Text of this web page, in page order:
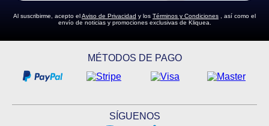
Al suscribirme, acepto elAviso de Privacidad y los Términos y Condiciones , así como el
envío de noticias y promociones exclusivas de Kliquea.
MÉTODOS DE PAGO
SÍGUENOS